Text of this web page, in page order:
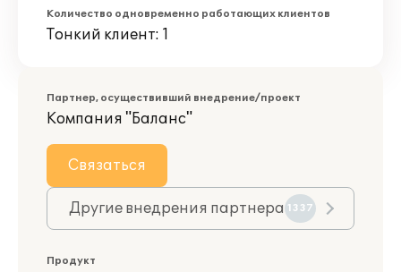
Количество одновременно работающих клиентов
Тонкий клиент: 1
Партнер, осуществивший внедрение/проект
Компания "Баланс"
Связаться
Другие внедрения партнера 1337
Продукт